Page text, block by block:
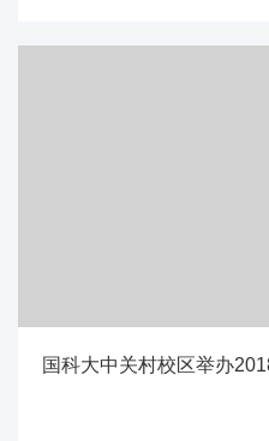
国科大中关村校区举办